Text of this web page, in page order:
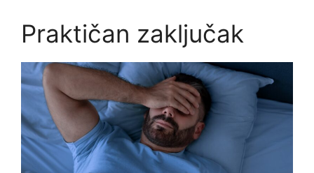
Praktičan zaključak